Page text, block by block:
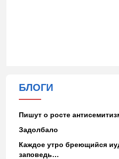
БЛОГИ
Пишут о росте
Задолбало
Каждое утро бреющийся
заповедь…